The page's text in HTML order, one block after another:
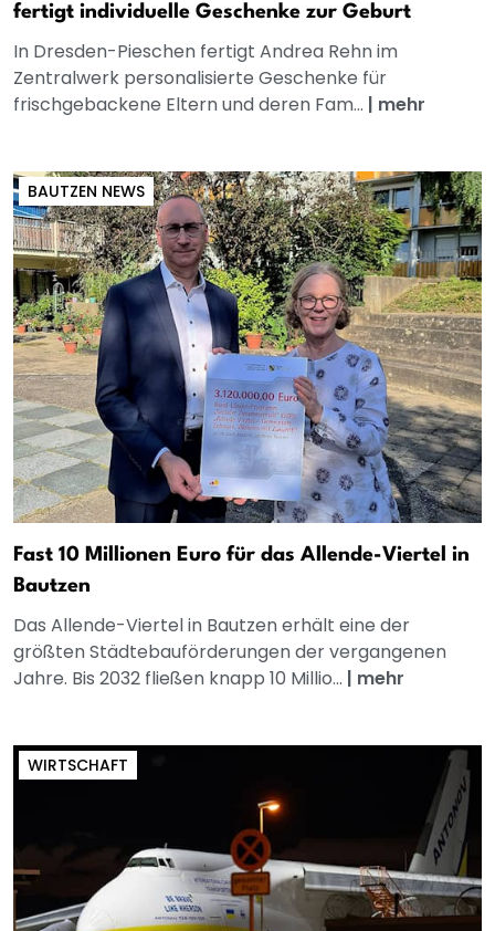
fertigt individuelle Geschenke zur Geburt
In Dresden-Pieschen fertigt Andrea Rehn im
Zentralwerk personalisierte Geschenke für
frischgebackene Eltern und deren Fam... | mehr
BAUTZEN NEWS
Fast 10 Millionen Euro für das Allende-Viertel in
Bautzen
Das Allende-Viertel in Bautzen erhält eine der
größten Städtebauförderungen der vergangenen
Jahre. Bis 2032 fließen knapp 10 Millio... | mehr
WIRTSCHAFT